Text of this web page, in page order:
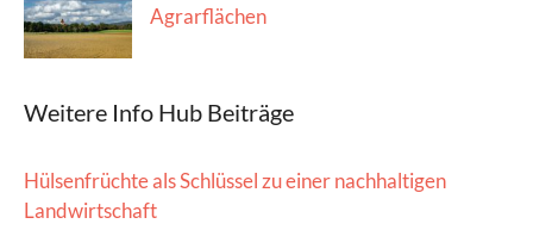
Agrarflächen
Weitere Info Hub Beiträge
Hülsenfrüchte als Schlüssel zu einer nachhaltigen
Landwirtschaft